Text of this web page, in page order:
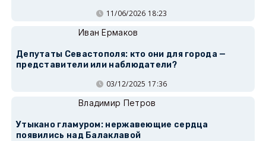
11/06/2026 18:23
Иван Ермаков
Депутаты Севастополя: кто они для города —
представители или наблюдатели?
03/12/2025 17:36
Владимир Петров
Утыкано гламуром: нержавеющие сердца
появились над Балаклавой